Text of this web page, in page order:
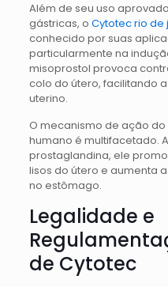
Além de seu uso
gástricas, o Cytotec rio de
conhecido por suas
particularmente na
misoprostol provoca
colo do útero, facilitando
uterino.
O mecanismo de ação
humano é multifacetado.
prostaglandina, ele
lisos do útero e aumenta
no estômago.
Legalidade e
de Cytotec